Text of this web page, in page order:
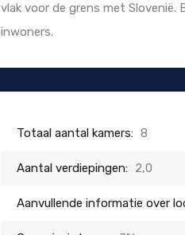
vlak voor de grens met
inwoners.
Totaal aantal kamers: 8
Aantal verdiepingen: 2,0
Aanvullende informatie over